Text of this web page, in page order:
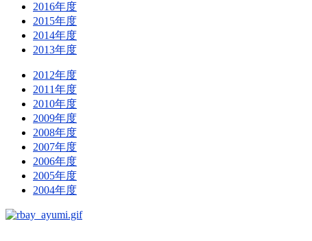
2016年度
2015年度
2014年度
2013年度
2012年度
2011年度
2010年度
2009年度
2008年度
2007年度
2006年度
2005年度
2004年度